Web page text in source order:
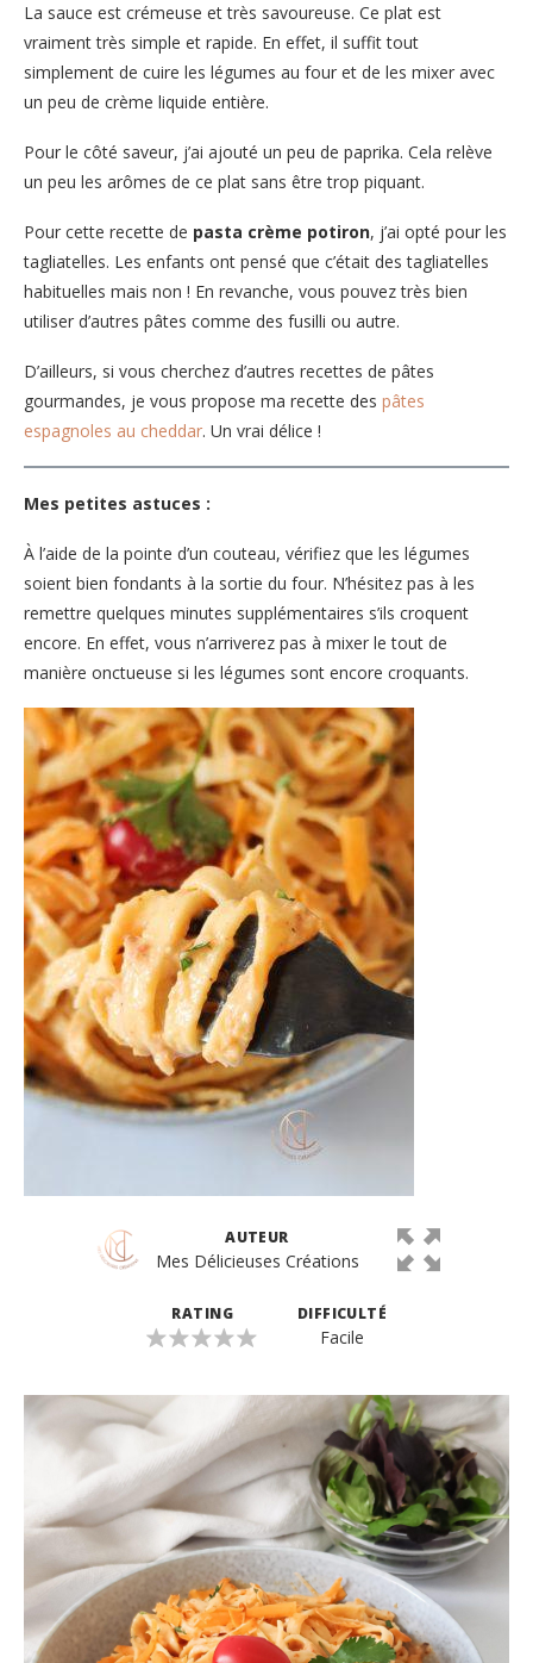
La sauce est crémeuse et très savoureuse. Ce plat est
vraiment très simple et rapide. En effet, il suffit tout
simplement de cuire les légumes au four et de les mixer avec
un peu de crème liquide entière.
Pour le côté saveur, j’ai ajouté un peu de paprika. Cela relève
un peu les arômes de ce plat sans être trop piquant.
Pour cette recette de pasta crème potiron, j’ai opté pour les
tagliatelles. Les enfants ont pensé que c’était des tagliatelles
habituelles mais non ! En revanche, vous pouvez très bien
utiliser d’autres pâtes comme des fusilli ou autre.
D’ailleurs, si vous cherchez d’autres recettes de pâtes
gourmandes, je vous propose ma recette des pâtes
espagnoles au cheddar. Un vrai délice !
Mes petites astuces :
À l’aide de la pointe d’un couteau, vérifiez que les légumes
soient bien fondants à la sortie du four. N’hésitez pas à les
remettre quelques minutes supplémentaires s’ils croquent
encore. En effet, vous n’arriverez pas à mixer le tout de
manière onctueuse si les légumes sont encore croquants.
AUTEUR
Mes Délicieuses Créations
RATING DIFFICULTÉ
Facile